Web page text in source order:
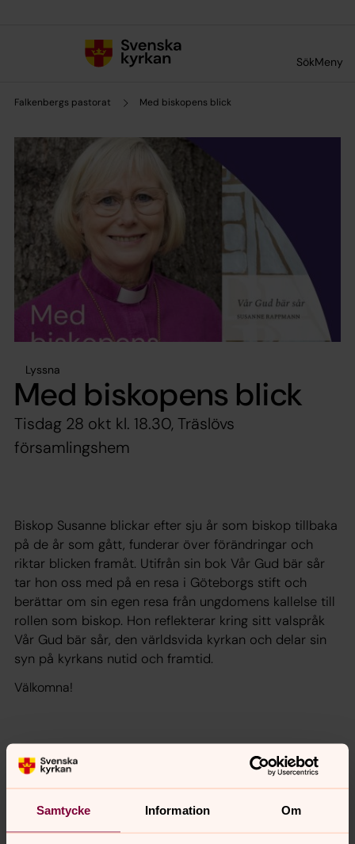
Samtycke Information Om
SökMeny
Falkenbergs pastorat Med biskopens blick
Lyssna
Med biskopens blick
Tisdag 28 okt kl. 18.30, Träslövs
församlingshem
Biskop Susanne blickar efter sju år som biskop tillbaka
på de år som gått, funderar över förändringar och
riktar blicken framåt. Utifrån sin bok Vår Gud bär sår
tar hon oss med på en resa i Göteborgs stift och
berättar om sin egen resa från ungdomens kallelse till
rollen som biskop. Hon reflekterar kring sitt valspråk
Vår Gud bär sår, den världsvida kyrkan och delar sin
syn på kyrkans nutid och framtid.
Välkomna!
Senast ändrad 11 september 2025
Synpunkter eller frågor på sidans